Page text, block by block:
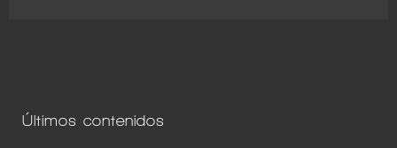
Últimos contenidos